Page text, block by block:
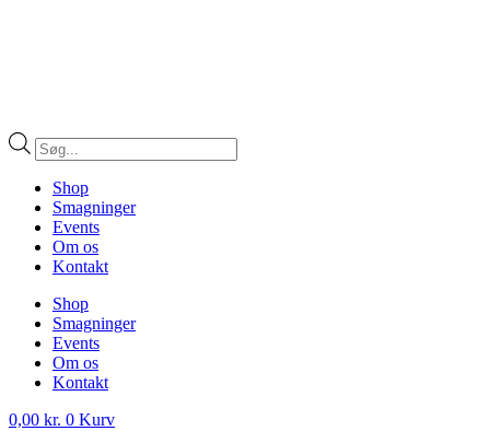
Products
search
Shop
Smagninger
Events
Om os
Kontakt
Shop
Smagninger
Events
Om os
Kontakt
0,00 kr. 0 Kurv